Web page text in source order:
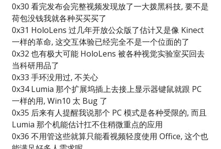
0x30 看完发布会完整视频发现放了一大拨黑科技, 要不是
荷包没钱我就各种买买买了
0x31 HoloLens 过几年开放公众版了估计又是像 Kinect
一样的革命, 这交互体验已经完全不是一个位面的了
0x32 也有极大可能 HoloLens 被各种视觉实验室买回去
当科研用品了
0x33 手环没用过, 不关心
0x34 Lumia 那个扩展坞插上去接上显示器键鼠就跟 PC
一样的用, Win10 太 Bug 了
0x35 后来有人提醒我说那个 PC 模式是各种受限的, 而且
Lumia 那个机能估计扛不住稍微重点的应用
0x36 不用管这些就算只能看视频轻度使用 Office, 这个也